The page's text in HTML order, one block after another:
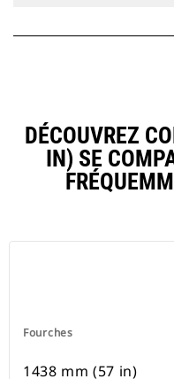
DÉCOUVREZ
IN) SE
Fourches
1438 mm (57 in)